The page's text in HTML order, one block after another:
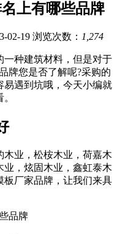
上有哪些品牌
02-19 浏览次数： 1,274
一种建筑材料，但是对于
牌您是否了解呢?采购的
易遇到坑哦，今天小编就
业，松桉木业，荷嘉木
业，炫固木业，鑫虹泰木
板厂家品牌，让我们来具